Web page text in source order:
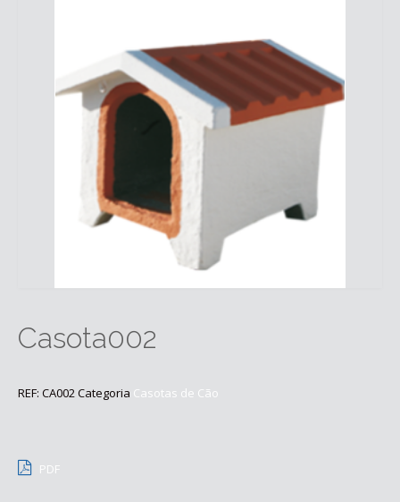
Casota002
REF: CA002Categoria Casotas de Cão
PDF